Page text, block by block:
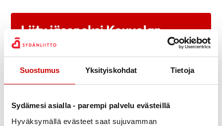
Suostumus Yksityiskohdat Tietoja
Sydämesi asialla - parempi palvelu evästeillä
Hyväksymällä evästeet saat sujuvamman
Liity jäseneksi Kouvolan-
Valkealan Sydänyhdistykseen
- jäsenmaksu 24€/v (perhe- tai
rinnakkaisjäsen 18€)
LIITY NYT